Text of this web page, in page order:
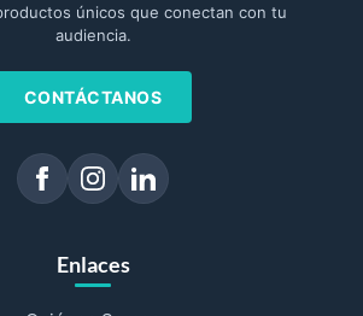
únicos que conectan con tu
audiencia.
CONTÁCTANOS
Enlaces